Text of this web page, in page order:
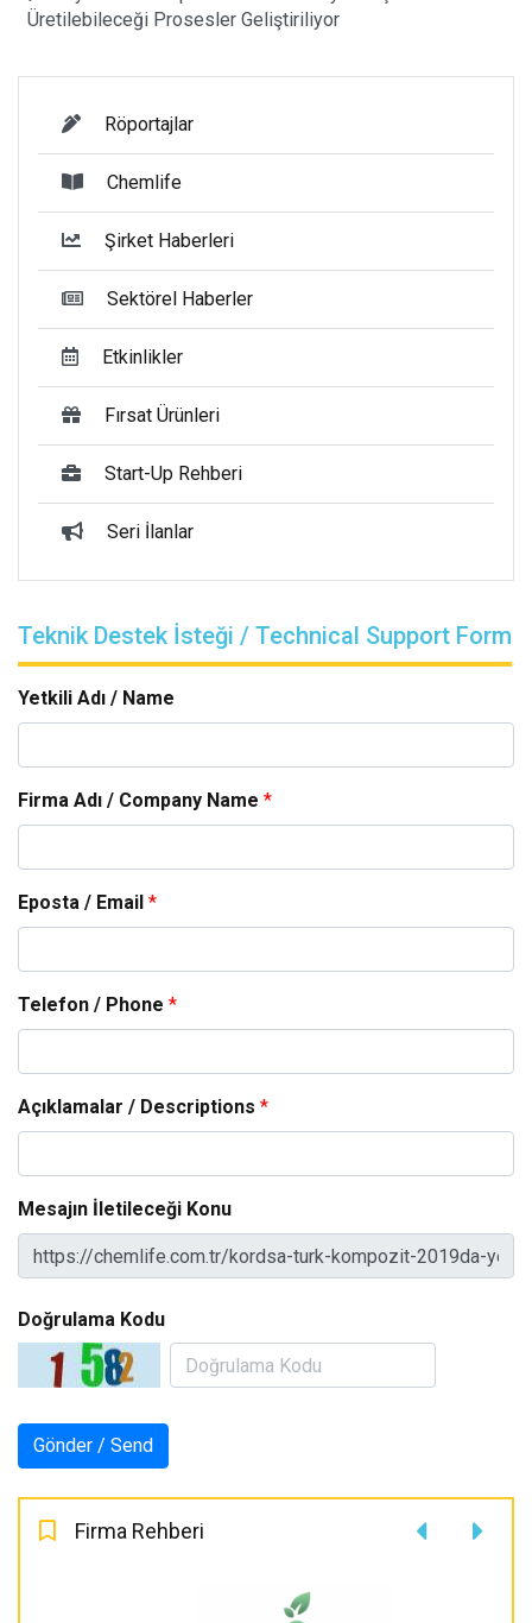
Üretilebileceği Prosesler Geliştiriliyor
Röportajlar
Chemlife
Şirket Haberleri
Sektörel Haberler
Etkinlikler
Fırsat Ürünleri
Start-Up Rehberi
Seri İlanlar
Teknik Destek İsteği / Technical Support Form
Yetkili Adı / Name
Firma Adı / Company Name *
Eposta / Email *
Telefon / Phone *
Açıklamalar / Descriptions *
Mesajın İletileceği Konu
Doğrulama Kodu
Firma Rehberi